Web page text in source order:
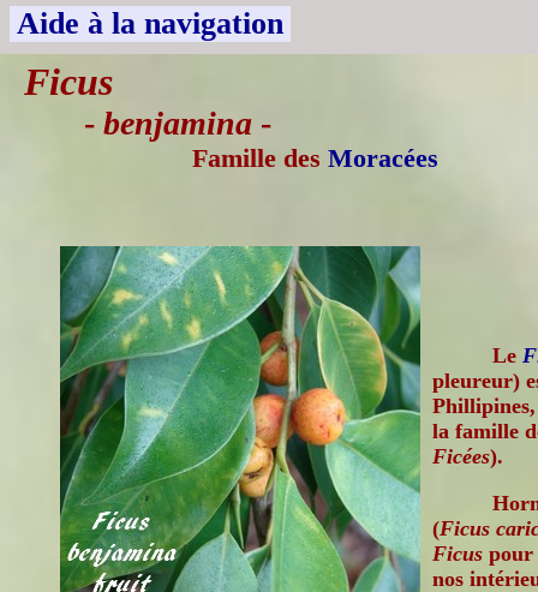
Aide à la navigation
Ficus
- benjamina -
Famille des Moracées
Le
pleureur)
la famille
Ficées).
(Ficus
Ficus pour
nos